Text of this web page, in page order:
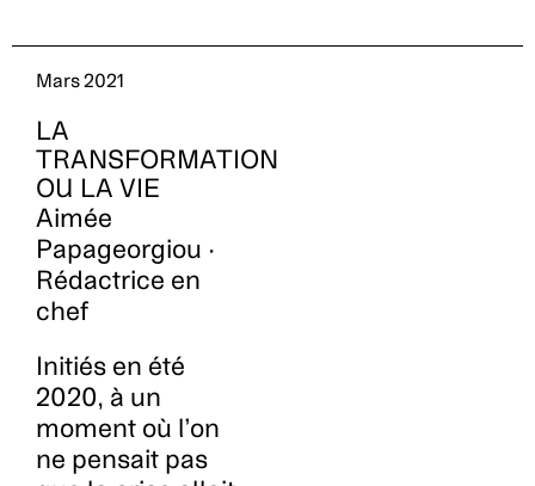
Mars 2021
LA
TRANSFORMATION
OU LA VIE
Aimée
Papageorgiou ·
Rédactrice en
chef
Initiés en été
2020, à un
moment où l’on
ne pensait pas